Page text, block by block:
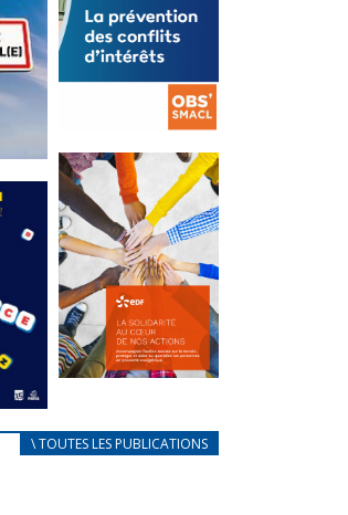
La
prévention
des conflits
d’intérêts
18 septembre 2023
FEUILLETER
au coeur de
nos actions
\ TOUTES LES PUBLICATIONS